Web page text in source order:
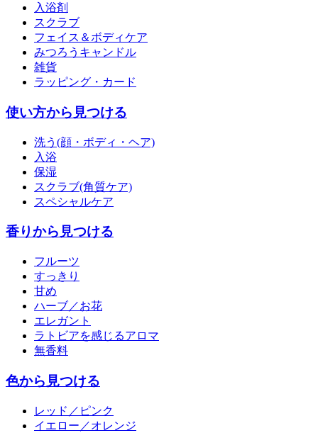
入浴剤
スクラブ
フェイス＆ボディケア
みつろうキャンドル
雑貨
ラッピング・カード
使い方から見つける
洗う(顔・ボディ・ヘア)
入浴
保湿
スクラブ(角質ケア)
スペシャルケア
香りから見つける
フルーツ
すっきり
甘め
ハーブ／お花
エレガント
ラトビアを感じるアロマ
無香料
色から見つける
レッド／ピンク
イエロー／オレンジ